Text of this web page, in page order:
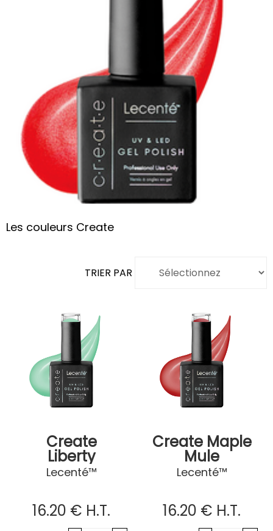
Les couleurs Create
TRIER PAR
Create
Liberty
Lecenté™
16.20 € H.T.
Create Maple
Mule
Lecenté™
16.20 € H.T.